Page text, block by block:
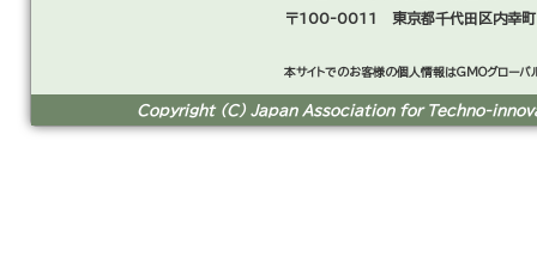
〒100-0011 東京都千代田区内幸
本サイトでのお客様の個人情報はGMOグローバ
Copyright (C) Japan Association for Techno-